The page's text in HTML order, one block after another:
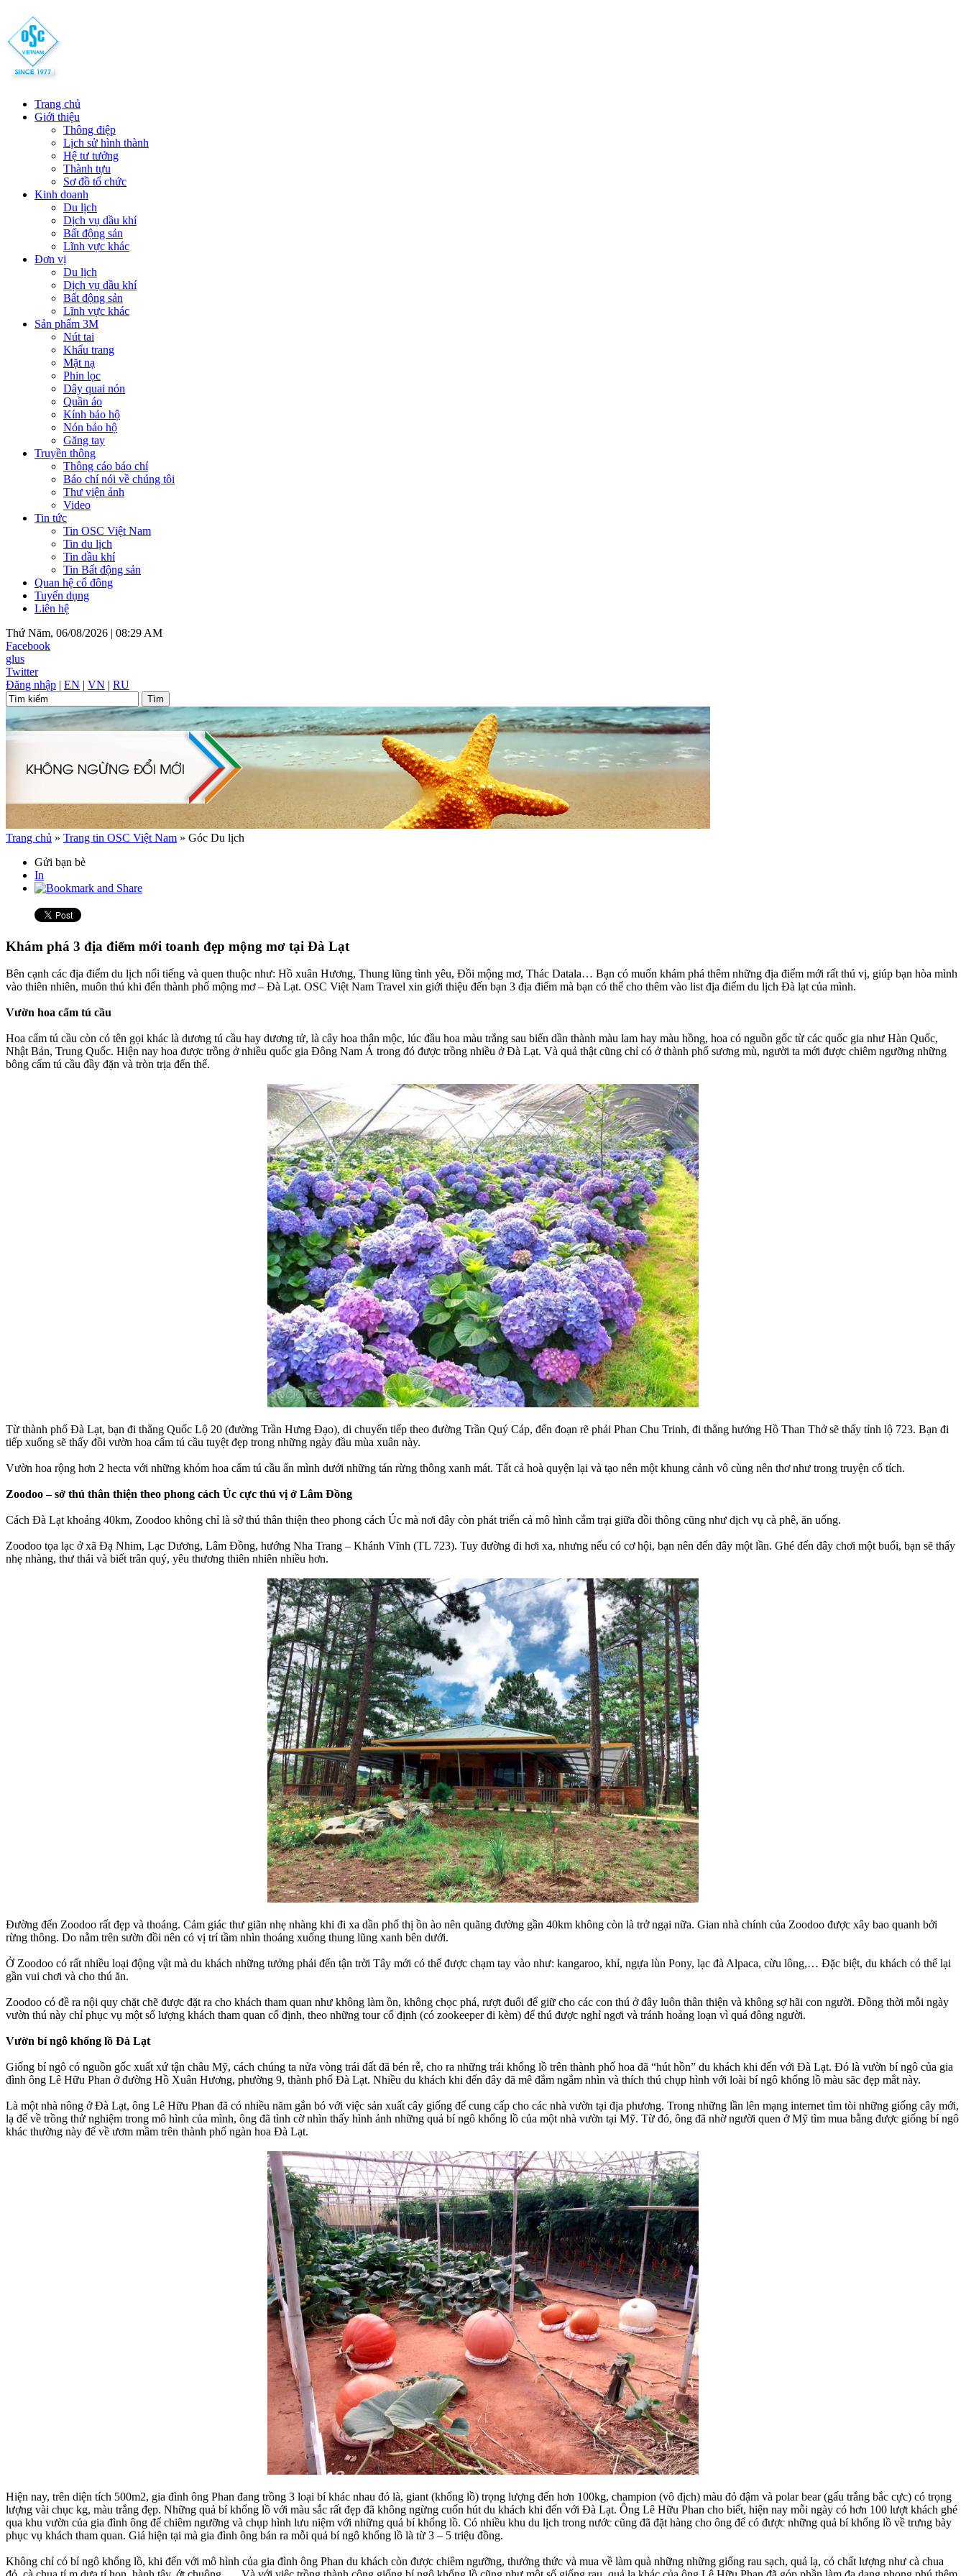
Trang chủ
Giới thiệu
Thông điệp
Lịch sử hình thành
Hệ tư tưởng
Thành tựu
Sơ đồ tổ chức
Kinh doanh
Du lịch
Dịch vụ dầu khí
Bất động sản
Lĩnh vực khác
Đơn vị
Du lịch
Dịch vụ dầu khí
Bất động sản
Lĩnh vực khác
Sản phẩm 3M
Nút tai
Khẩu trang
Mặt nạ
Phin lọc
Dây quai nón
Quần áo
Kính bảo hộ
Nón bảo hộ
Găng tay
Truyền thông
Thông cáo báo chí
Báo chí nói về chúng tôi
Thư viện ảnh
Video
Tin tức
Tin OSC Việt Nam
Tin du lịch
Tin dầu khí
Tin Bất động sản
Quan hệ cổ đông
Tuyển dụng
Liên hệ
Thứ Năm, 06/08/2026 | 08:29 AM
Facebook
glus
Twitter
Đăng nhập | EN | VN | RU
Trang chủ » Trang tin OSC Việt Nam » Góc Du lịch
Gửi bạn bè
In
Khám phá 3 địa điểm mới toanh đẹp mộng mơ tại Đà Lạt
Bên cạnh các địa điểm du lịch nổi tiếng và quen thuộc như: Hồ xuân Hương, Thung lũng tình yêu, Đồi mộng mơ, Thác Datala… Bạn có muốn khám phá thêm những địa điểm mới rất thú vị, giúp bạn hòa mình
vào thiên nhiên, muôn thú khi đến thành phố mộng mơ – Đà Lạt. OSC Việt Nam Travel xin giới thiệu đến bạn 3 địa điểm mà bạn có thể cho thêm vào list địa điểm du lịch Đà lạt của mình.
Vườn hoa cẩm tú cầu
Hoa cẩm tú cầu còn có tên gọi khác là dương tú cầu hay dương tử, là cây hoa thân mộc, lúc đầu hoa màu trắng sau biến dần thành màu lam hay màu hồng, hoa có nguồn gốc từ các quốc gia như Hàn Quốc,
Nhật Bản, Trung Quốc. Hiện nay hoa được trồng ở nhiều quốc gia Đông Nam Á trong đó được trồng nhiều ở Đà Lạt. Và quả thật cũng chỉ có ở thành phố sương mù, người ta mới được chiêm ngưỡng những
bông cẩm tú cầu đầy đặn và tròn trịa đến thế.
Từ thành phố Đà Lạt, bạn đi thẳng Quốc Lộ 20 (đường Trần Hưng Đạo), di chuyển tiếp theo đường Trần Quý Cáp, đến đoạn rẽ phải Phan Chu Trinh, đi thẳng hướng Hồ Than Thở sẽ thấy tỉnh lộ 723. Bạn đi
tiếp xuống sẽ thấy đồi vườn hoa cẩm tú cầu tuyệt đẹp trong những ngày đầu mùa xuân này.
Vườn hoa rộng hơn 2 hecta với những khóm hoa cẩm tú cầu ẩn mình dưới những tán rừng thông xanh mát. Tất cả hoà quyện lại và tạo nên một khung cảnh vô cùng nên thơ như trong truyện cổ tích.
Zoodoo – sở thú thân thiện theo phong cách Úc cực thú vị ở Lâm Đồng
Cách Đà Lạt khoảng 40km, Zoodoo không chỉ là sở thú thân thiện theo phong cách Úc mà nơi đây còn phát triển cả mô hình cắm trại giữa đồi thông cũng như dịch vụ cà phê, ăn uống.
Zoodoo tọa lạc ở xã Đạ Nhim, Lạc Dương, Lâm Đồng, hướng Nha Trang – Khánh Vĩnh (TL 723). Tuy đường đi hơi xa, nhưng nếu có cơ hội, bạn nên đến đây một lần. Ghé đến đây chơi một buổi, bạn sẽ thấy
nhẹ nhàng, thư thái và biết trân quý, yêu thương thiên nhiên nhiều hơn.
Đường đến Zoodoo rất đẹp và thoáng. Cảm giác thư giãn nhẹ nhàng khi đi xa dần phố thị ồn ào nên quãng đường gần 40km không còn là trở ngại nữa. Gian nhà chính của Zoodoo được xây bao quanh bởi
rừng thông. Do nằm trên sườn đồi nên có vị trí tầm nhìn thoáng xuống thung lũng xanh bên dưới.
Ở Zoodoo có rất nhiều loại động vật mà du khách những tưởng phải đến tận trời Tây mới có thể được chạm tay vào như: kangaroo, khỉ, ngựa lùn Pony, lạc đà Alpaca, cừu lông,… Đặc biệt, du khách có thể lại
gần vui chơi và cho thú ăn.
Zoodoo có đề ra nội quy chặt chẽ được đặt ra cho khách tham quan như không làm ồn, không chọc phá, rượt đuổi để giữ cho các con thú ở đây luôn thân thiện và không sợ hãi con người. Đồng thời mỗi ngày
vườn thú này chỉ phục vụ một số lượng khách tham quan cố định, theo những tour cố định (có zookeeper đi kèm) để thú được nghỉ ngơi và tránh hoảng loạn vì quá đông người.
Vườn bí ngô khổng lồ Đà Lạt
Giống bí ngô có nguồn gốc xuất xứ tận châu Mỹ, cách chúng ta nửa vòng trái đất đã bén rễ, cho ra những trái khổng lồ trên thành phố hoa đã “hút hồn” du khách khi đến với Đà Lạt. Đó là vườn bí ngô của gia
đình ông Lê Hữu Phan ở đường Hồ Xuân Hương, phường 9, thành phố Đà Lạt. Nhiều du khách khi đến đây đã mê đắm ngắm nhìn và thích thú chụp hình với loài bí ngô khổng lồ màu săc đẹp mắt này.
Là một nhà nông ở Đà Lạt, ông Lê Hữu Phan đã có nhiều năm gắn bó với việc sản xuất cây giống để cung cấp cho các nhà vườn tại địa phương. Trong những lần lên mạng internet tìm tòi những giống cây mới,
lạ để về trồng thử nghiệm trong mô hình của mình, ông đã tình cờ nhìn thấy hình ảnh những quả bí ngô khổng lồ của một nhà vườn tại Mỹ. Từ đó, ông đã nhờ người quen ở Mỹ tìm mua bằng được giống bí ngô
khác thường này để về ươm mầm trên thành phố ngàn hoa Đà Lạt.
Hiện nay, trên diện tích 500m2, gia đình ông Phan đang trồng 3 loại bí khác nhau đó là, giant (khổng lồ) trọng lượng đến hơn 100kg, champion (vô địch) màu đỏ đậm và polar bear (gấu trắng bắc cực) có trọng
lượng vài chục kg, màu trắng đẹp. Những quả bí khổng lồ với màu sắc rất đẹp đã không ngừng cuốn hút du khách khi đến với Đà Lạt. Ông Lê Hữu Phan cho biết, hiện nay mỗi ngày có hơn 100 lượt khách ghé
qua khu vườn của gia đình ông để chiêm ngưỡng và chụp hình lưu niệm với những quả bí khổng lồ. Có nhiều khu du lịch trong nước cũng đã đặt hàng cho ông để có được những quả bí khổng lồ về trưng bày
phục vụ khách tham quan. Giá hiện tại mà gia đình ông bán ra mỗi quả bí ngô khổng lồ là từ 3 – 5 triệu đồng.
Không chỉ có bí ngô khổng lồ, khi đến với mô hình của gia đình ông Phan du khách còn được chiêm ngưỡng, thưởng thức và mua về làm quà những những giống rau sạch, quả lạ, có chất lượng như cà chua